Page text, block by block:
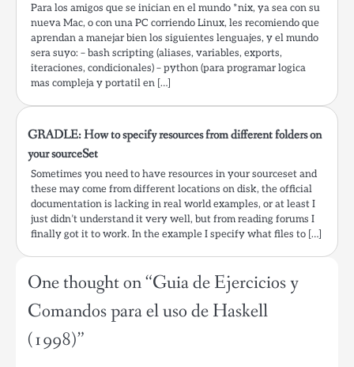
Para los amigos que se inician en el mundo *nix, ya sea con su
nueva Mac, o con una PC corriendo Linux, les recomiendo que
aprendan a manejar bien los siguientes lenguajes, y el mundo
sera suyo: – bash scripting (aliases, variables, exports,
iteraciones, condicionales) – python (para programar logica
mas compleja y portatil en […]
GRADLE: How to specify resources from different folders on
your sourceSet
Sometimes you need to have resources in your sourceset and
these may come from different locations on disk, the official
documentation is lacking in real world examples, or at least I
just didn’t understand it very well, but from reading forums I
finally got it to work. In the example I specify what files to […]
One thought on “Guia de Ejercicios y
Comandos para el uso de Haskell
(1998)”